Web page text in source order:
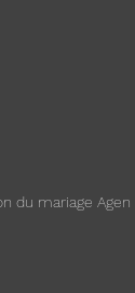
du mariage Agen